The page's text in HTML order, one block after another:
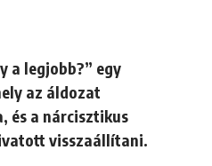
a legjobb?” egy
az áldozat
és a nárcisztikus
visszaállítani.